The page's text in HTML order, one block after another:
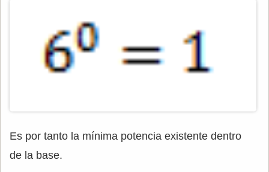
Es por tanto la mínima potencia existente dentro
de la base.